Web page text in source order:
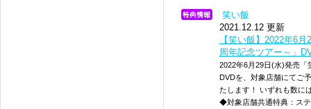
笑い飯
2021.12.12 更新
【笑い飯】2022年6
周年記念ツアー～」
2022年6月29日(水)発売「
DVDを、対象店舗にてご
たします！ いずれも数に
◆対象店舗共通特典：ス